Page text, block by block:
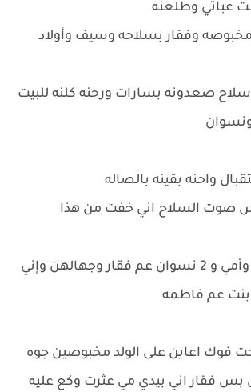
عباتي وطلعنه
وفقار بسلاحه وسيف وأولاد
صعدونه بسارات ورحنه كلنه للبيت
ونسوان
واحنه بقينه بالصاله
صوت السلاح اني خفت من هذا
جان ويانه عمتي وأمي و 2 نسوان عم فقار وجهالهن وإني
عم فاطمه
فوك اعاين على الولد مخبوصين جوه
بس فقار اني بيدي مي عثرت وكع عليه